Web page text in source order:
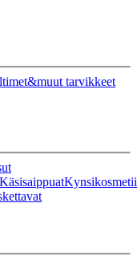
tarvikkeet
Käsisaippuat